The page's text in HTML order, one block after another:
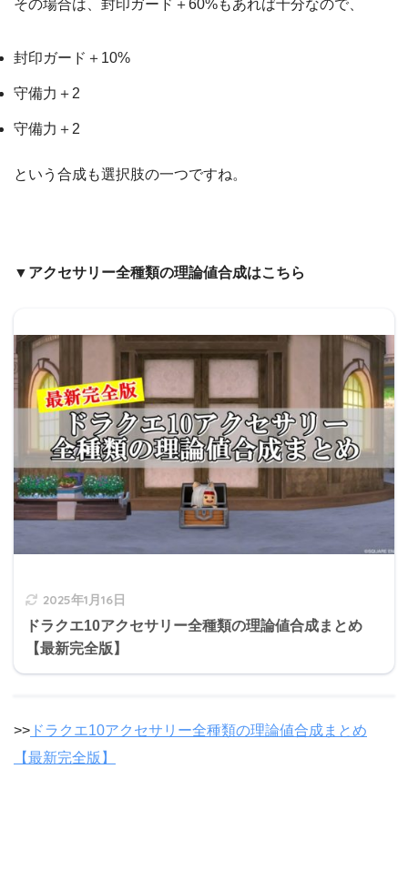
その場合は、封印ガード＋60%もあれば十分なので、
封印ガード＋10%
守備力＋2
守備力＋2
という合成も選択肢の一つですね。
▼アクセサリー全種類の理論値合成はこちら
2025年1月16日
ドラクエ10アクセサリー全種類の理論値合成まとめ
【最新完全版】
>> ドラクエ10アクセサリー全種類の理論値合成まとめ
【最新完全版】